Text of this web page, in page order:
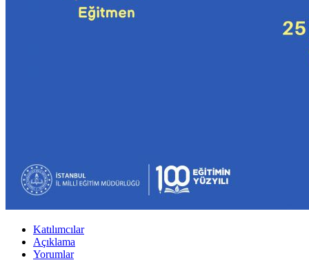
Katılımcılar
Açıklama
Yorumlar